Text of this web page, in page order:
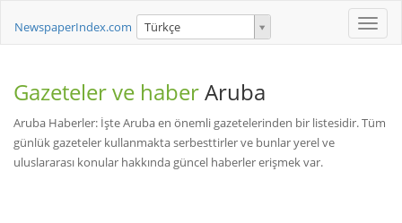
Toggle
NewspaperIndex.com Türkçe
Gazeteler ve haberAruba
Aruba Haberler: İşte Aruba en önemli gazetelerinden bir listesidir. Tüm
günlük gazeteler kullanmakta serbesttirler ve bunlar yerel ve
uluslararası konular hakkında güncel haberler erişmek var.